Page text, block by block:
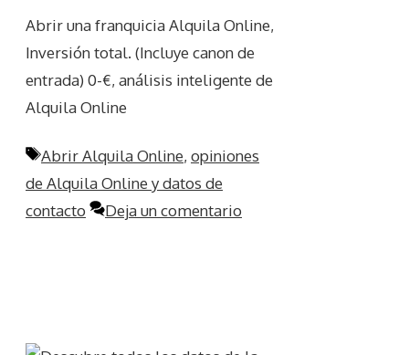
Abrir una franquicia Alquila Online,
Inversión total. (Incluye canon de
entrada) 0-€, análisis inteligente de
Alquila Online
Etiquetas
Abrir Alquila Online, opiniones
de Alquila Online y datos de
contacto
Deja un comentario